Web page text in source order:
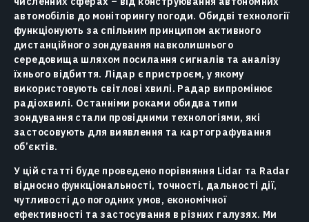
автомобілів до моніторингу погоди. Обидві технології
функціонують за спільним принципом активного
дистанційного зондування навколишнього
середовища шляхом посилання сигналів та аналізу
їхнього відбиття. Лідар є пристроєм, у якому
використовують світлові хвилі. Радар випромінює
радіохвилі. Останніми роками обидва типи
зондування стали провідними технологіями, які
застосовують для виявлення та картографування
об’єктів.
У цій статті буде проведено порівняння Lidar та Radar
відносно функціональності, точності, дальності дії,
чутливості до погодних умов, економічної
ефективності та застосування в різних галузях. Ми